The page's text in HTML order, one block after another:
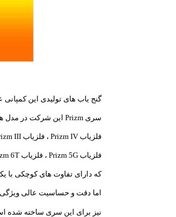
گنج یاب های تولیدی این کمپانی
سری Prizm این شرکت در مدل های مختلفی مانند گنجیاب Prizm V ،
فلزیاب Prizm IV ، فلزیاب Prizm III ،
فلزیاب Prizm 5G ، فلزیاب Prizm 6T و … با بازار عرضه شده است،
که دارای تفاوت های کوچکی با
اما دقت و حساسیت عالی ویژگی
نیز برای این سری ساخته شده